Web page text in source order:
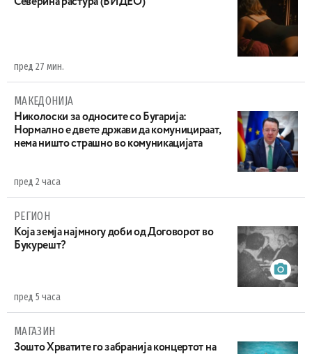
пред 27 мин.
МАКЕДОНИЈА
Николоски за односите со Бугарија:
Нормално е двете држави да комуницираат,
нема ништо страшно во комуникацијата
пред 2 часа
РЕГИОН
Која земја најмногу доби од Договорот во
Букурешт?
пред 5 часа
МАГАЗИН
Зошто Хрватите го забранија концертот на